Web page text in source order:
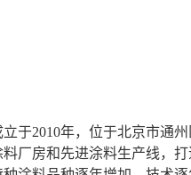
立于2010年，位于北京市通
厂房和先进涂料生产线，